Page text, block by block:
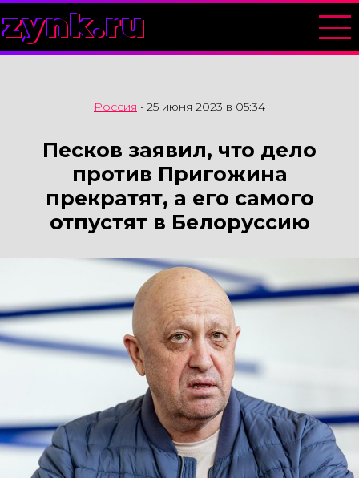
zynk.ru
Россия • 25 июня 2023 в 05:34
Песков заявил, что дело
против Пригожина
прекратят, а его самого
отпустят в Белоруссию